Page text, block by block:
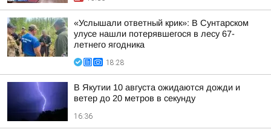
«Услышали ответный крик»: В Сунтарском
улусе нашли потерявшегося в лесу 67-
летнего ягодника
18:28
В Якутии 10 августа ожидаются дожди и
ветер до 20 метров в секунду
16:36